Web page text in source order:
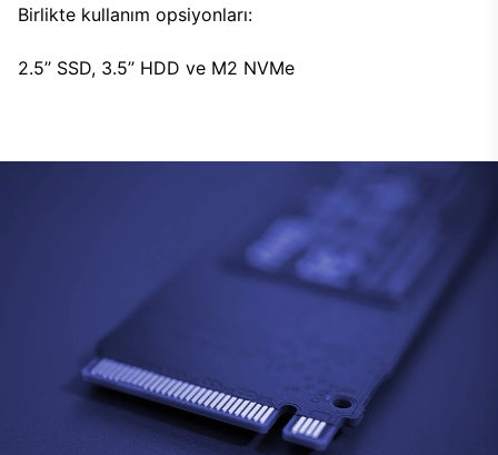
Birlikte kullanım opsiyonları:
2.5’’ SSD, 3.5’’ HDD ve M2 NVMe